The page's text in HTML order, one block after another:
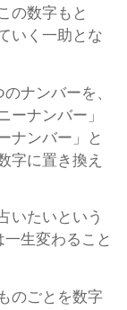
の数字もと
いく一助とな
ナンバーを、
ーナンバー」
ナンバー」と
字に置き換え
いたいという
生変わること
のごとを数字